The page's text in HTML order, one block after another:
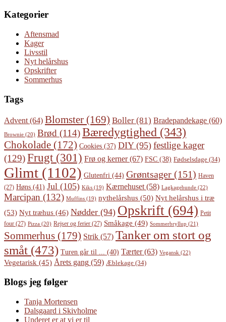
Kategorier
Aftensmad
Kager
Livsstil
Nyt helårshus
Opskrifter
Sommerhus
Tags
Advent (64) Blomster (169) Boller (81) Bradepandekage (60)
Brownie (20) Brød (114)Bæredygtighed (343)
Chokolade (172) Cookies (37) DIY(95) festlige kager
(129)Frugt(301) Frø og kerner(67) FSC (38) Fødselsdage (34)
Glimt (1102) Glutenfri (44) Grøntsager (151) Haven
(27) Høns (41) Jul (105) Kiks (19) Kærnehuset (58) Lagkagebunde (22)
Marcipan (132) Muffins (19) nythelårshus (50) Nyt helårshus i træ
(53) Nyt træhus (46) Nødder (94) Opskrift (694) Petit
four (27) Pizza (20) Rejser og ferier (27) Småkage (49) Sommerbryllup (21)
Sommerhus (179) Strik (57) Tanker om stort og
småt (473) Turen går til ... (40) Tærter(63) Vegansk (22)
Vegetarisk (45) Årets gang (59) Æblekage (34)
Blogs jeg følger
Tanja Mortensen
Dalsgaard i Skivholme
Underet er at vi er til